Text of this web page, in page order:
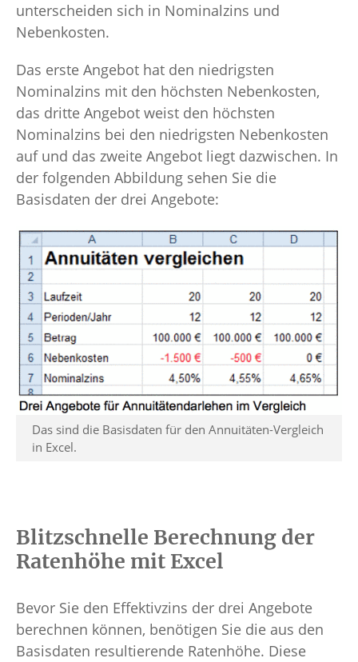
unterscheiden sich in Nominalzins und
Nebenkosten.
Das erste Angebot hat den niedrigsten
Nominalzins mit den höchsten Nebenkosten,
das dritte Angebot weist den höchsten
Nominalzins bei den niedrigsten Nebenkosten
auf und das zweite Angebot liegt dazwischen. In
der folgenden Abbildung sehen Sie die
Basisdaten der drei Angebote:
Das sind die Basisdaten für den Annuitäten-Vergleich
in Excel.
Blitzschnelle Berechnung der
Ratenhöhe mit Excel
Bevor Sie den Effektivzins der drei Angebote
berechnen können, benötigen Sie die aus den
Basisdaten resultierende Ratenhöhe. Diese